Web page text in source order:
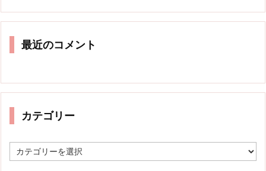
最近のコメント
カテゴリー
テ